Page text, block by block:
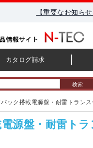
【重要なお知ら
カタログ請求
検索
ック搭載電源盤・耐雷トランス
源盤・耐雷ト